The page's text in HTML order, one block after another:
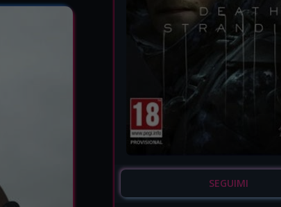
SEGUIMI